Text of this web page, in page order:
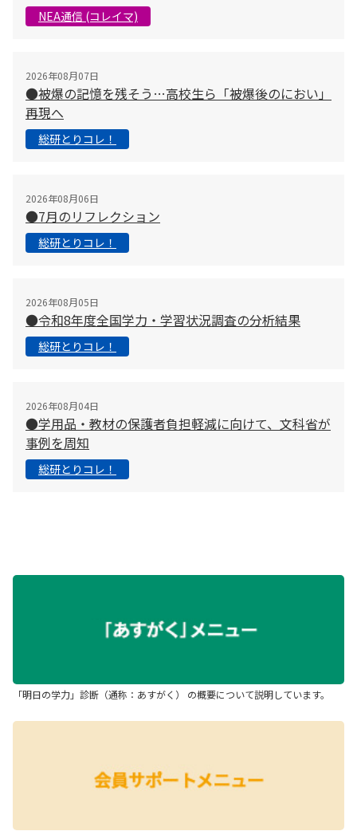
NEA通信 (コレイマ)
2026年08月07日
●被爆の記憶を残そう…高校生ら「被爆後のにおい」
再現へ
総研とりコレ！
2026年08月06日
●7月のリフレクション
総研とりコレ！
2026年08月05日
●令和8年度全国学力・学習状況調査の分析結果
総研とりコレ！
2026年08月04日
●学用品・教材の保護者負担軽減に向けて、文科省が
事例を周知
総研とりコレ！
「明日の学力」診断（通称：あすがく） の概要について説明しています。